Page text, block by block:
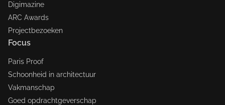
Digimazine
ARC Awards
Projectbezoeken
Focus
Paris Proof
Schoonheid in architectuur
Vakmanschap
Goed opdrachtgeverschap